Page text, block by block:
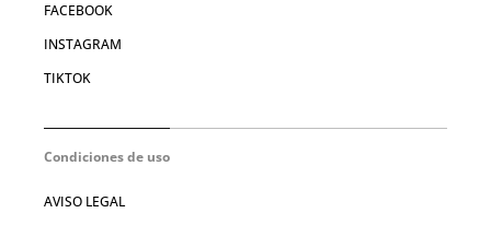
FACEBOOK
INSTAGRAM
TIKTOK
Condiciones de uso
AVISO LEGAL